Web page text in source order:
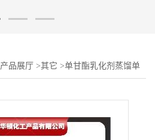
产品展厅 >其它 >单甘酯乳化剂蒸馏单